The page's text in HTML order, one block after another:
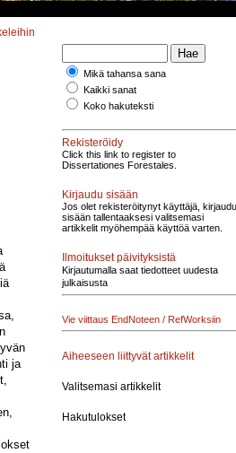
ja
Mikä tahansa sana
Kaikki sanat
Koko hakuteksti
Rekisteröidy
Click this link to register to
Dissertationes Forestales.
Kirjaudu sisään
Jos olet rekisteröitynyt käyttäjä, kirjaudu
sisään tallentaaksesi valitsemasi
artikkelit myöhempää käyttöä varten.
Ilmoitukset päivityksistä
Kirjautumalla saat tiedotteet uudesta
julkaisusta
Vie viittaus EndNoteen / RefWorksiin
Aiheeseen liittyvät artikkelit
Valitsemasi artikkelit
Hakutulokset